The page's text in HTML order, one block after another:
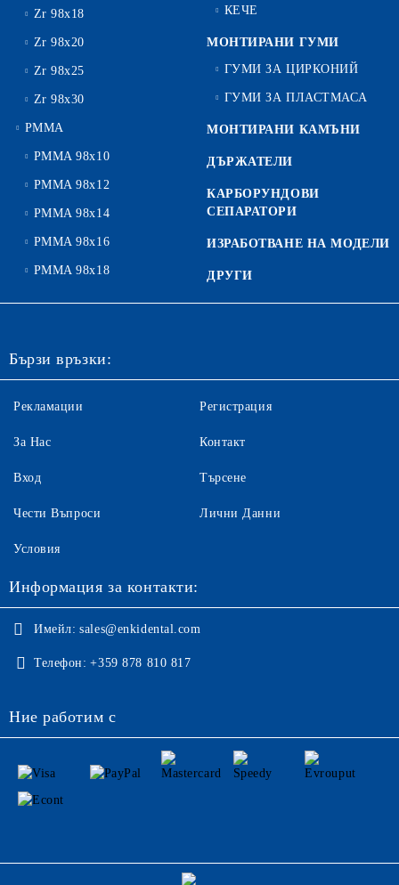
Zr 98x18
Zr 98x20
Zr 98x25
Zr 98x30
PMMA
PMMA 98x10
PMMA 98x12
PMMA 98x14
PMMA 98x16
PMMA 98x18
КЕЧЕ
МОНТИРАНИ ГУМИ
ГУМИ ЗА ЦИРКОНИЙ
ГУМИ ЗА ПЛАСТМАСА
МОНТИРАНИ КАМЪНИ
ДЪРЖАТЕЛИ
КАРБОРУНДОВИ
СЕПАРАТОРИ
ИЗРАБОТВАНЕ НА МОДЕЛИ
ДРУГИ
Бързи връзки:
Рекламации
За Нас
Вход
Чести Въпроси
Регистрация
Контакт
Търсене
Лични Данни
Условия
Информация за контакти:
Имейл: sales@enkidental.com
Телефон: +359 878 810 817
Ние работим с